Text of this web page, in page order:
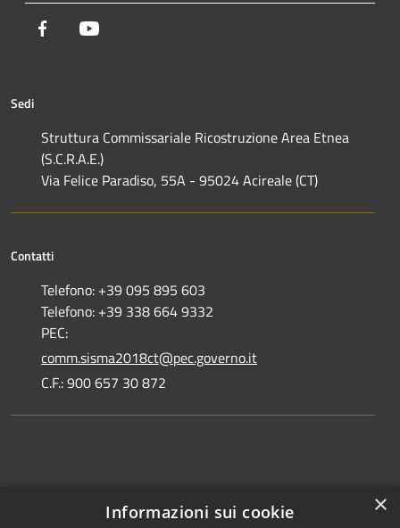
Facebook
Sedi
Struttura Commissariale Ricostruzione Area Etnea
(S.C.R.A.E.)
Via Felice Paradiso, 55A - 95024 Acireale (CT)
Contatti
Telefono: +39 095 895 603
Telefono: +39 338 664 9332
PEC:
comm.sisma2018ct@pec.governo.it
C.F.: 900 657 30 872
×
Informazioni sui cookie